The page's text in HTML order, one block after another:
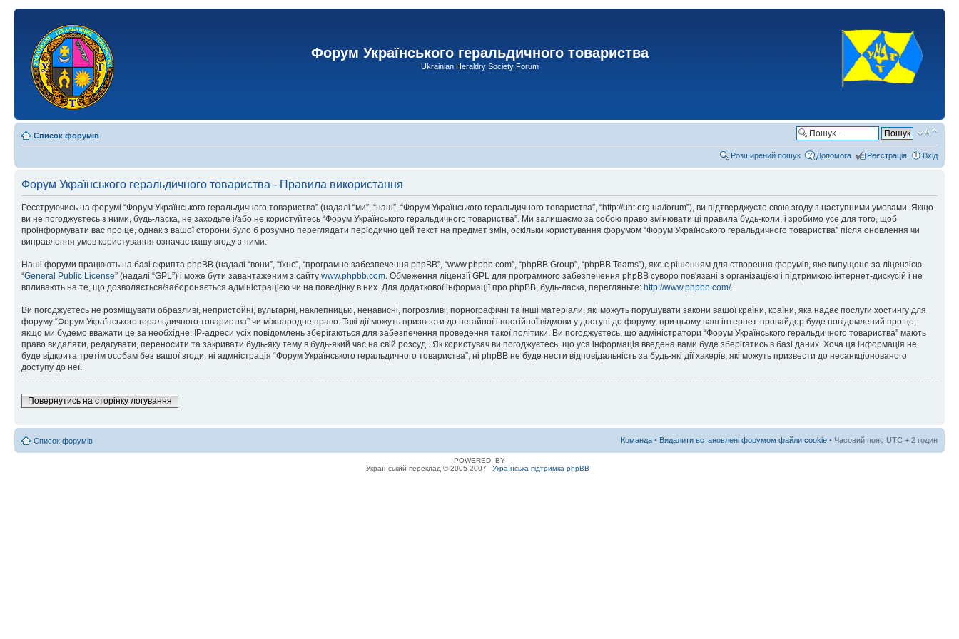
Форум Українського геральдичного товариства
Ukrainian Heraldry Society Forum
Список форумів
Розширений пошук Допомога Реєстрація Вхід
Форум Українського геральдичного товариства - Правила використання
Реєструючись на форумі “Форум Українського геральдичного товариства” (надалі “ми”, “наш”, “Форум Українського геральдичного товариства”, “http://uht.org.ua/forum”), ви підтверджуєте свою згоду з наступними умовами. Якщо
ви не погоджуєтесь з ними, будь-ласка, не заходьте і/або не користуйтесь “Форум Українського геральдичного товариства”. Ми залишаємо за собою право змінювати ці правила будь-коли, і зробимо усе для того, щоб
проінформувати вас про це, однак з вашої сторони було б розумно переглядати періодично цей текст на предмет змін, оскільки користування форумом “Форум Українського геральдичного товариства” після оновлення чи
виправлення умов користування означає вашу згоду з ними.
Наші форуми працюють на базі скрипта phpBB (надалі “вони”, “їхнє”, “програмне забезпечення phpBB”, “www.phpbb.com”, “phpBB Group”, “phpBB Teams”), яке є рішенням для створення форумів, яке випущене за ліцензією
“General Public License” (надалі “GPL”) і може бути завантаженим з сайту www.phpbb.com. Обмеження ліцензії GPL для програмного забезпечення phpBB суворо пов'язані з організацією і підтримкою інтернет-дискусій і не
впливають на те, що дозволяється/забороняється адміністрацією чи на поведінку в них. Для додаткової інформації про phpBB, будь-ласка, перегляньте: http://www.phpbb.com/.
Ви погоджуєтесь не розміщувати образливі, непристойні, вульгарні, наклепницькі, ненависні, погрозливі, порнографічні та інші матеріали, які можуть порушувати закони вашої країни, країни, яка надає послуги хостингу для
форуму “Форум Українського геральдичного товариства” чи міжнародне право. Такі дії можуть призвести до негайної і постійної відмови у доступі до форуму, при цьому ваш інтернет-провайдер буде повідомлений про це,
якщо ми будемо вважати це за необхідне. IP-адреси усіх повідомлень зберігаються для забезпечення проведення такої політики. Ви погоджуєтесь, що адміністратори “Форум Українського геральдичного товариства” мають
право видаляти, редагувати, переносити та закривати будь-яку тему в будь-який час на свій розсуд . Як користувач ви погоджуєтесь, що уся інформація введена вами буде зберігатись в базі даних. Хоча ця інформація не
буде відкрита третім особам без вашої згоди, ні адмністрація “Форум Українського геральдичного товариства”, ні phpBB не буде нести відповідальність за будь-які дії хакерів, які можуть призвести до несанкціонованого
доступу до неї.
Повернутись на сторінку логування
Список форумів Команда • Видалити встановлені форумом файли cookie • Часовий пояс UTC + 2 годин
POWERED_BY
Український переклад © 2005-2007
Українська підтримка phpBB